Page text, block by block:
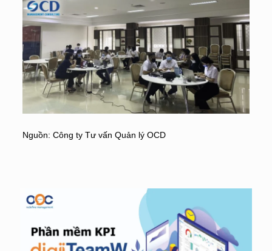
Nguồn: Công ty Tư vấn Quản lý OCD